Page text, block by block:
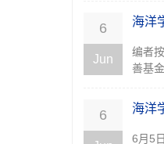
6
Jun
海洋
编者
善基
6 海洋
6月5